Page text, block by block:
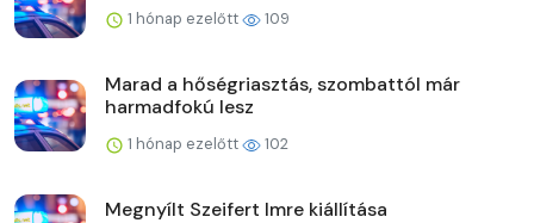
1 hónap ezelőtt 109
Marad a hőségriasztás, szombattól már
harmadfokú lesz
1 hónap ezelőtt 102
Megnyílt Szeifert Imre kiállítása